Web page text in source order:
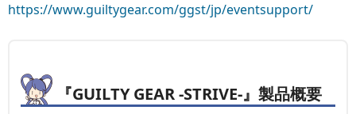
https://www.guiltygear.com/ggst/jp/eventsupport/
『GUILTY GEAR -STRIVE-』製品概要